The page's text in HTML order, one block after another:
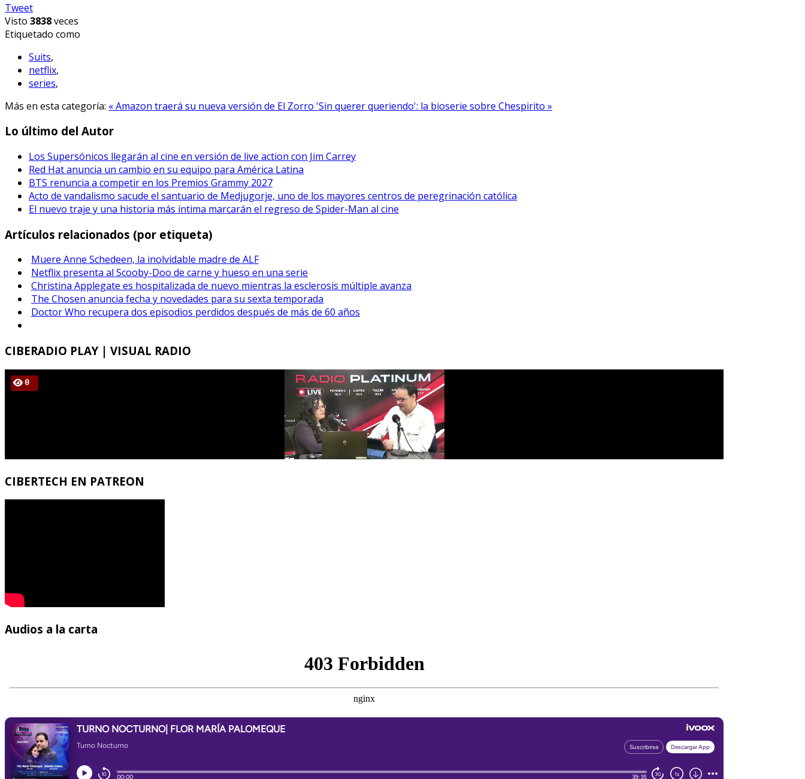
Tweet
Visto 3838veces
Etiquetado como
Suits,
netflix,
series,
Más en esta categoría: « Amazon traerá su nueva versión de El Zorro 'Sin querer queriendo': la bioserie sobre Chespirito »
Lo último del Autor
Los Supersónicos llegarán al cine en versión de live action con Jim Carrey
Red Hat anuncia un cambio en su equipo para América Latina
BTS renuncia a competir en los Premios Grammy 2027
Acto de vandalismo sacude el santuario de Medjugorje, uno de los mayores centros de peregrinación católica
El nuevo traje y una historia más íntima marcarán el regreso de Spider-Man al cine
Artículos relacionados (por etiqueta)
Muere Anne Schedeen, la inolvidable madre de ALF
Netflix presenta al Scooby-Doo de carne y hueso en una serie
Christina Applegate es hospitalizada de nuevo mientras la esclerosis múltiple avanza
The Chosen anuncia fecha y novedades para su sexta temporada
Doctor Who recupera dos episodios perdidos después de más de 60 años
CIBERADIO PLAY | VISUAL RADIO
CIBERTECH EN PATREON
Audios a la carta